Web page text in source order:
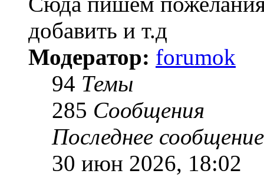
добавить и т.д
Модератор: forumok
94 Темы
285 Сообщения
Последнее сообщение
30 июн 2026, 18:02